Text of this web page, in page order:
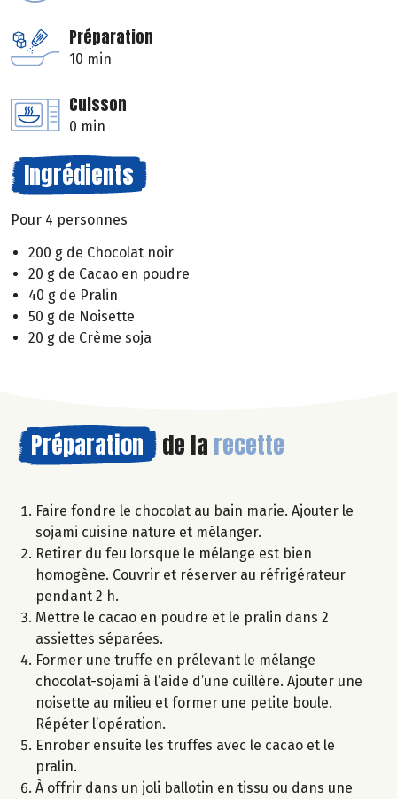
Préparation
10 min
Cuisson
0 min
Ingrédients
Pour 4 personnes
200 g de Chocolat noir
20 g de Cacao en poudre
40 g de Pralin
50 g de Noisette
20 g de Crème soja
Préparation de la recette
Faire fondre le chocolat au bain marie. Ajouter le
sojami cuisine nature et mélanger.
Retirer du feu lorsque le mélange est bien
homogène. Couvrir et réserver au réfrigérateur
pendant 2 h.
Mettre le cacao en poudre et le pralin dans 2
assiettes séparées.
Former une truffe en prélevant le mélange
chocolat-sojami à l’aide d’une cuillère. Ajouter une
noisette au milieu et former une petite boule.
Répéter l’opération.
Enrober ensuite les truffes avec le cacao et le
pralin.
À offrir dans un joli ballotin en tissu ou dans une